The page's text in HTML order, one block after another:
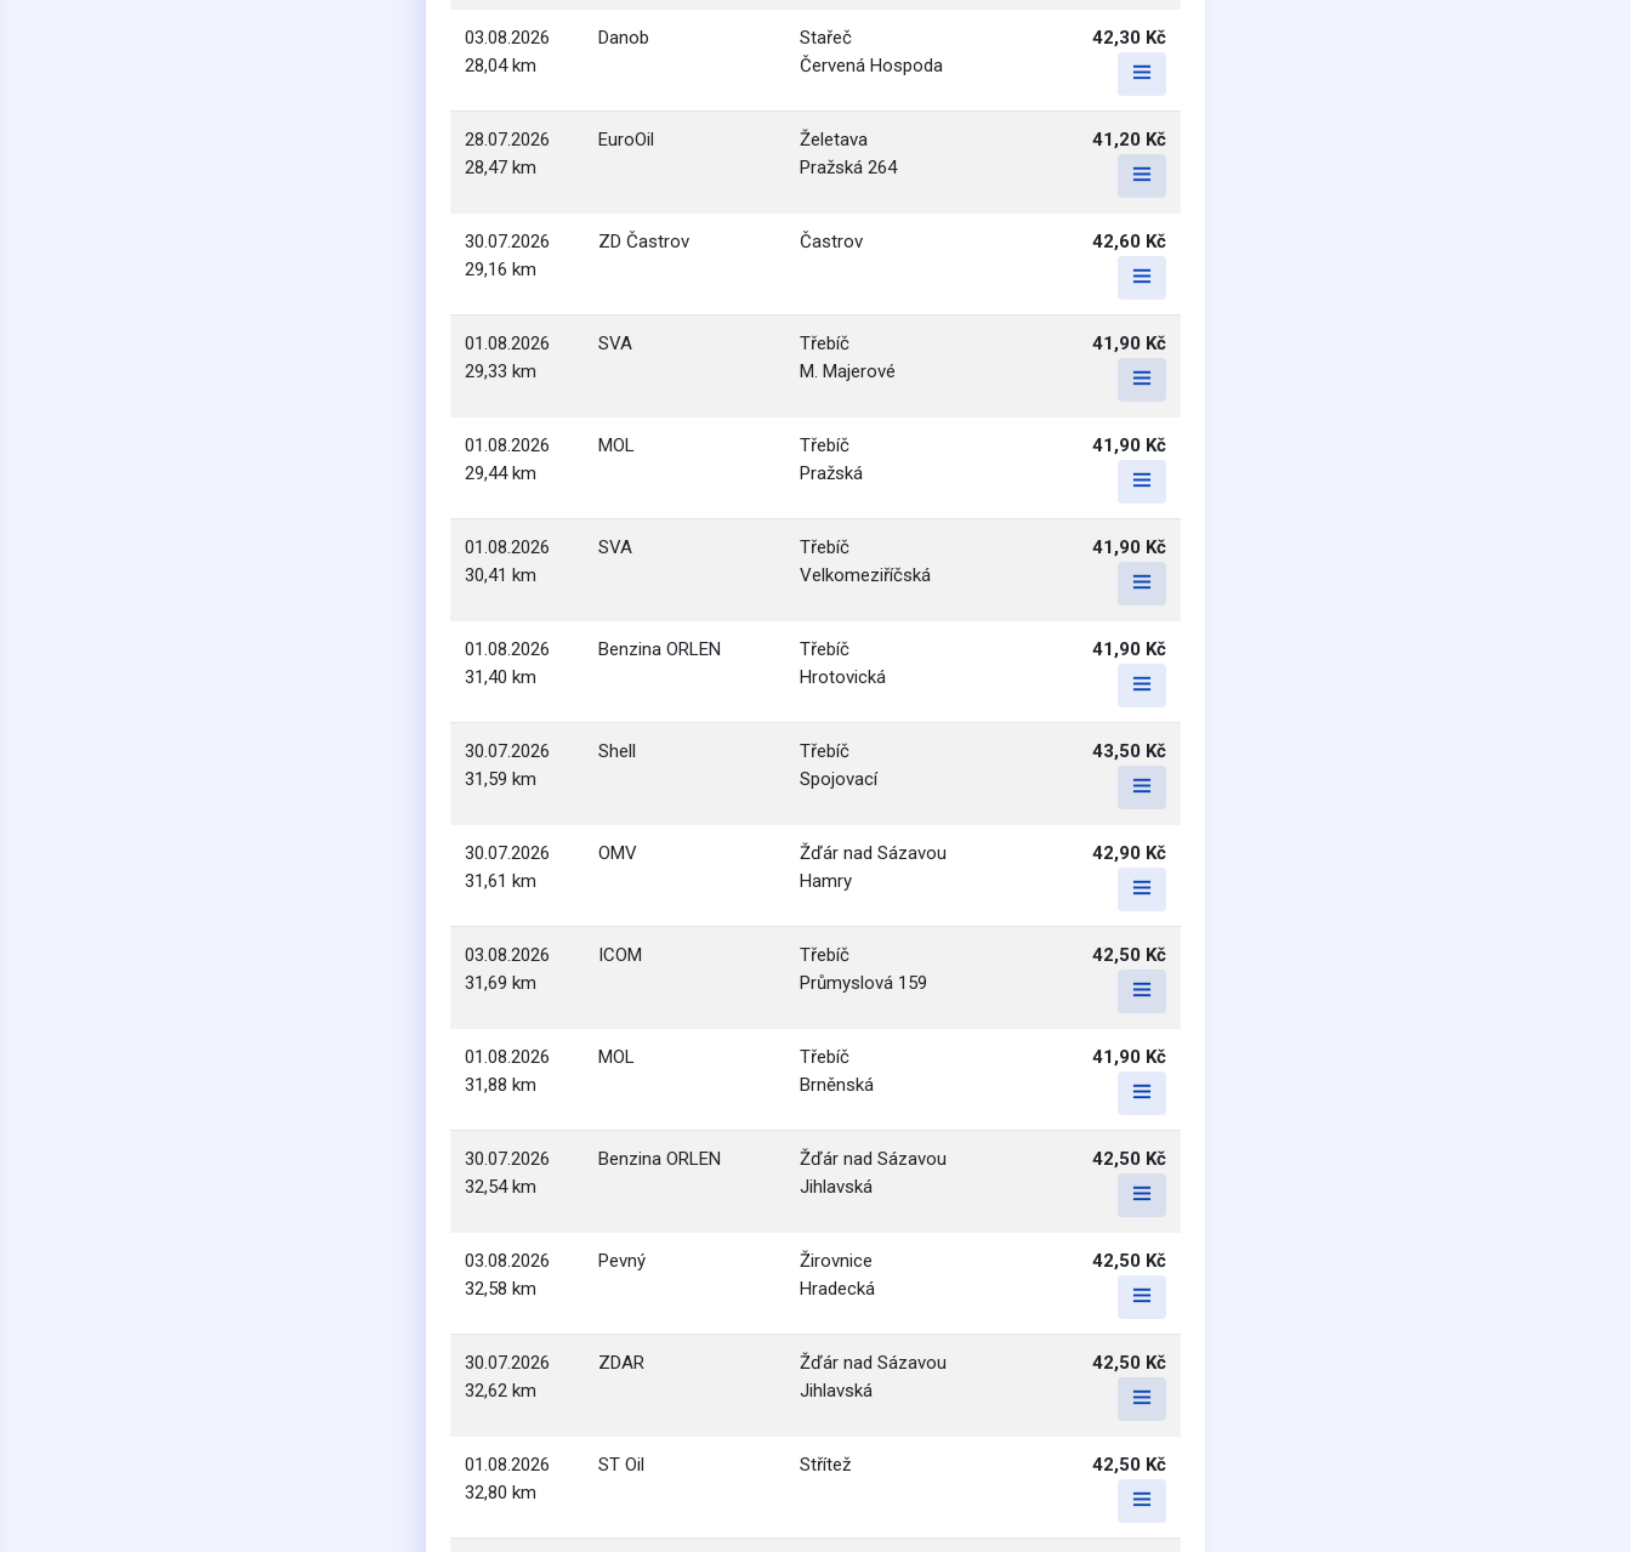
03.08.2026
28,04 km
Danob
Stařeč
Červená Hospoda
42,30 Kč
28.07.2026
28,47 km
EuroOil
Želetava
Pražská 264
41,20 Kč
30.07.2026
29,16 km
ZD Častrov Častrov 42,60 Kč
01.08.2026
29,33 km
SVA
Třebíč
M. Majerové
41,90 Kč
01.08.2026
29,44 km
MOL
Třebíč
Pražská
41,90 Kč
01.08.2026
30,41 km
SVA
Třebíč
Velkomeziříčská
41,90 Kč
01.08.2026
31,40 km
Benzina ORLEN
Třebíč
Hrotovická
41,90 Kč
30.07.2026
31,59 km
Shell
Třebíč
Spojovací
43,50 Kč
30.07.2026
31,61 km
OMV
Žďár nad Sázavou
Hamry
42,90 Kč
03.08.2026
31,69 km
ICOM
Třebíč
Průmyslová 159
42,50 Kč
01.08.2026
31,88 km
MOL
Třebíč
Brněnská
41,90 Kč
30.07.2026
32,54 km
Benzina ORLEN
Žďár nad Sázavou
Jihlavská
42,50 Kč
03.08.2026
32,58 km
Pevný
Žirovnice
Hradecká
42,50 Kč
30.07.2026
32,62 km
ZDAR
Žďár nad Sázavou
Jihlavská
42,50 Kč
01.08.2026
32,80 km
ST Oil Střítež 42,50 Kč